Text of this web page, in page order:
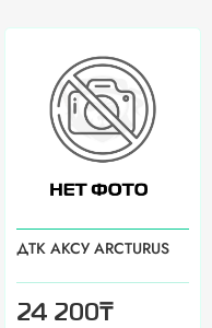
ДТК АКСУ ARCTURUS
24 200₸